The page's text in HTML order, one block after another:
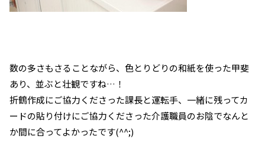
数の多さもさることながら、色とりどりの和紙を使った甲斐
あり、並ぶと壮観ですね…！
折鶴作成にご協力くださった課長と運転手、一緒に残ってカ
ードの貼り付けにご協力くださった介護職員のお陰でなんと
か間に合ってよかったです(^^;)